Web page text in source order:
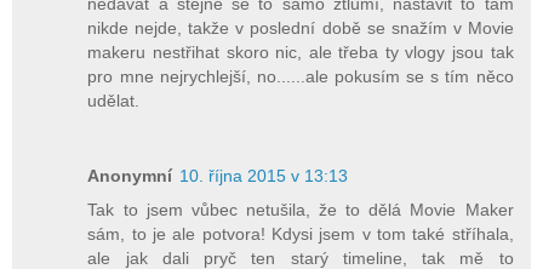
nikde nejde, takže v poslední době se snažím v Movie
makeru nestřihat skoro nic, ale třeba ty vlogy jsou tak
pro mne nejrychlejší, no......ale pokusím se s tím něco
udělat.
Anonymní 10. října 2015 v 13:13
Tak to jsem vůbec netušila, že to dělá Movie Maker
sám, to je ale potvora! Kdysi jsem v tom také stříhala,
ale jak dali pryč ten starý timeline, tak mě to